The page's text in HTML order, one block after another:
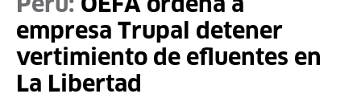
Perú: OEFA ordena a
empresa Trupal detener
vertimiento de efluentes en
La Libertad